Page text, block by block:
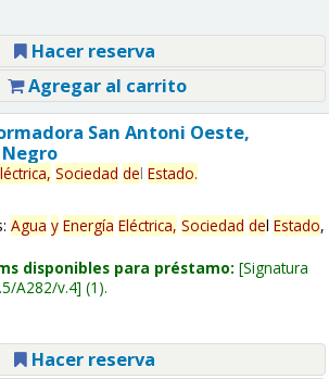
Hacer reserva
Agregar al carrito
San Antoni Oeste,
Sociedad del Estado.
Agua y Energía Eléctrica, Sociedad del Estado,
disponibles para préstamo: Signatura
A282/v.4 (1).
Hacer reserva